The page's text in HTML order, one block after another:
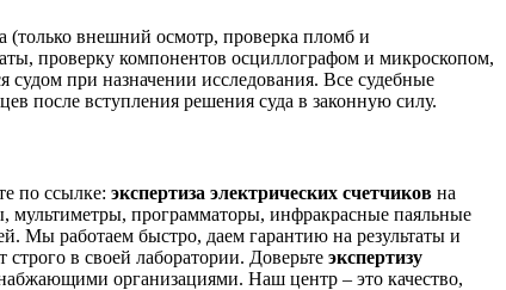
(только внешний осмотр, проверка пломб и
проверку компонентов осциллографом и микроскопом,
судом при назначении исследования. Все судебные
после вступления решения суда в законную силу.
по ссылке: экспертиза электрических счетчиков на
мультиметры, программаторы, инфракрасные паяльные
Мы работаем быстро, даем гарантию на результаты и
в своей лаборатории. Доверьте экспертизу
организациями. Наш центр – это качество,